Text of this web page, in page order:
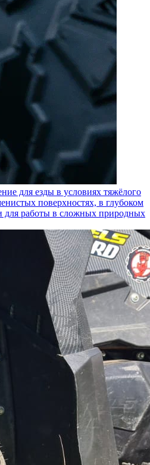
для езды в условиях тяжёлого
поверхностях, в глубоком
для работы в сложных природных